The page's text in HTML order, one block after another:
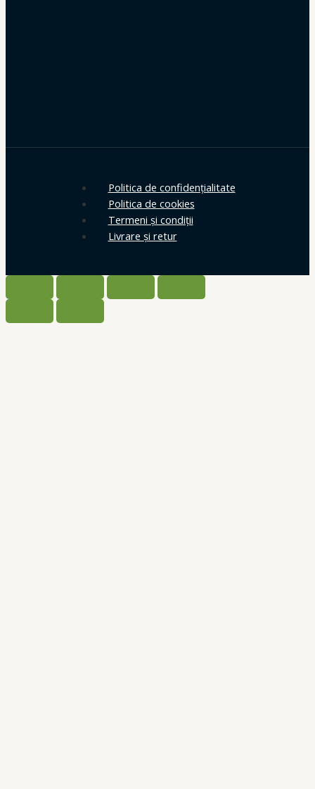
Politica de confidențialitate
Politica de cookies
Termeni și condiții
Livrare și retur